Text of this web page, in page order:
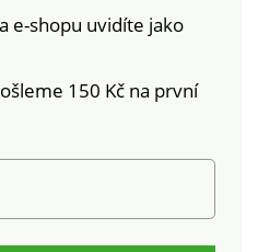
e-shopu uvidíte jako
150 Kč na první